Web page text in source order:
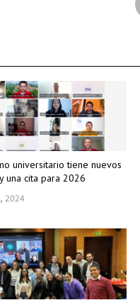
universitario tiene nuevos
una cita para 2026
2024